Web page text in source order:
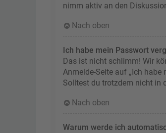
nimm aktiv an den
Nach oben
Ich habe mein Passwort
Das ist nicht schlimm! Wir
Anmelde-Seite auf „Ich
Solltest du trotzdem nicht in
Nach oben
Warum werde ich